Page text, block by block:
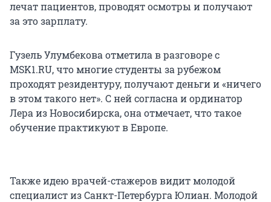
лечат пациентов, проводят осмотры и получают
за это зарплату.
Гузель Улумбекова отметила в разговоре с
MSK1.RU, что многие студенты за рубежом
проходят резидентуру, получают деньги и «ничего
в этом такого нет». С ней согласна и ординатор
Лера из Новосибирска, она отмечает, что такое
обучение практикуют в Европе.
Также идею врачей-стажеров видит молодой
специалист из Санкт-Петербурга Юлиан. Молодой